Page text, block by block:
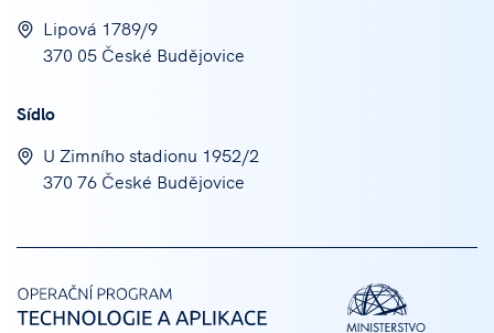
Lipová 1789/9
370 05 České Budějovice
Sídlo
U Zimního stadionu 1952/2
370 76 České Budějovice